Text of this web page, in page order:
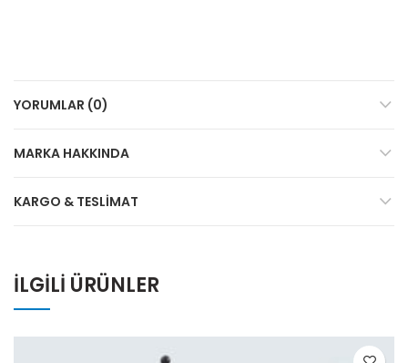
YORUMLAR (0)
MARKA HAKKINDA
KARGO & TESLIMAT
İLGILI ÜRÜNLER